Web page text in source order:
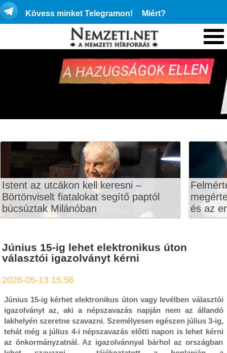
Kövess minket Telegramon! Miért?
Istent az utcákon kell keresni –
Börtönviselt fiatalokat segítő paptól
búcsúztak Milánóban
és az
Június 15-ig lehet elektronikus úton
választói igazolványt kérni
2026-05-13 15:56
Június 15-ig kérhet elektronikus úton vagy levélben választói
igazolványt az, aki a népszavazás napján nem az állandó
lakhelyén szeretne szavazni. Személyesen egészen július 3-ig,
tehát még a július 4-i népszavazás előtti napon is lehet kérni
az önkormányzatnál. Az igazolvánnyal bárhol az országban